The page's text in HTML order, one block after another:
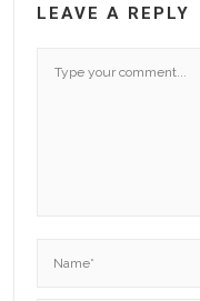
LEAVE A REPLY